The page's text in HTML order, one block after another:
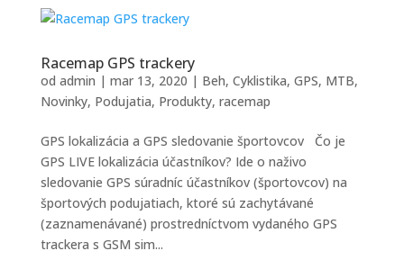
Racemap GPS trackery
od admin | mar 13, 2020 | Beh, Cyklistika, GPS, MTB,
Novinky, Podujatia, Produkty, racemap
GPS lokalizácia a GPS sledovanie športovcov Čo je
GPS LIVE lokalizácia účastníkov? Ide o naživo
sledovanie GPS súradníc účastníkov (športovcov) na
športových podujatiach, ktoré sú zachytávané
(zaznamenávané) prostredníctvom vydaného GPS
trackera s GSM sim...